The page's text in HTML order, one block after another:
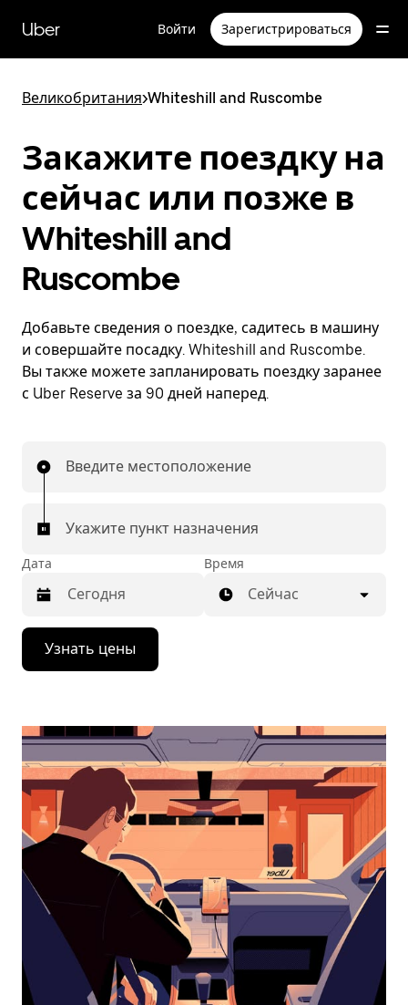
перейти
к
содержимому
Uber Войти Зарегистрироваться
Великобритания>Whiteshill and Ruscombe
Закажите поездку на
сейчас или позже в
Whiteshill and
Ruscombe
Добавьте сведения о поездке, садитесь в машину
и совершайте посадку. Whiteshill and Ruscombe.
Вы также можете запланировать поездку заранее
с Uber Reserve за 90 дней наперед.
Введите местоположение
Укажите пункт назначения
Дата
Нажмите
стрелку
вниз,
календарю
выбрать
дату.
Чтобы
закрыть
календарь,
нажмите
Esc.
Время
Сейчас
Узнать цены